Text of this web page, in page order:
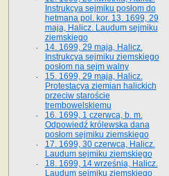
Instrukcya sejmiku posłom do
hetmana pol. kor. 13. 1699, 29
maja, Halicz. Laudum sejmiku
ziemskiego
14. 1699, 29 maja, Halicz.
Instrukcya sejmiku ziemskiego
posłom na sejm walny
15. 1699, 29 maja, Halicz.
Protestacya ziemian halickich
przeciw staroście
trembowelskiemu
16. 1699, 1 czerwca, b. m.
Odpowiedź królewska dana
posłom sejmiku ziemskiego
17. 1699, 30 czerwca, Halicz.
Laudum sejmiku ziemskiego
18. 1699, 14 września, Halicz.
Laudum sejmiku ziemskiego